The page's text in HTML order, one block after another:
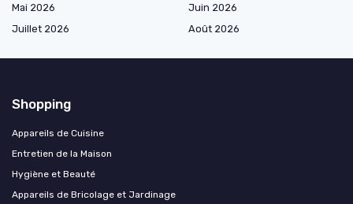
Mai 2026
Juin 2026
Juillet 2026
Août 2026
Shopping
Appareils de Cuisine
Entretien de la Maison
Hygiène et Beauté
Appareils de Bricolage et Jardinage